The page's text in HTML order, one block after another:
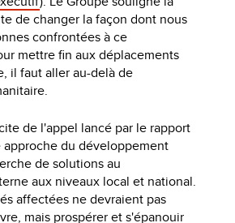
de changer la façon dont nous
confrontées à ce
mettre fin aux déplacements
il faut aller au-delà de
de l'appel lancé par le rapport
du développement
de solutions au
aux niveaux local et national.
affectées ne devraient pas
mais prospérer et s'épanouir